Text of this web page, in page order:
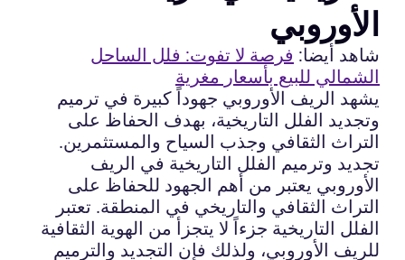
الأوروبي
شاهد أيضا: فرصة لا تفوت: فلل الساحل
الشمالي للبيع بأسعار مغرية
يشهد الريف الأوروبي جهوداً كبيرة في ترميم
وتجديد الفلل التاريخية، بهدف الحفاظ على
التراث الثقافي وجذب السياح والمستثمرين.
تجديد وترميم الفلل التاريخية في الريف
الأوروبي يعتبر من أهم الجهود للحفاظ على
التراث الثقافي والتاريخي في المنطقة. تعتبر
الفلل التاريخية جزءاً لا يتجزأ من الهوية الثقافية
للريف الأوروبي، ولذلك فإن التجديد والترميم